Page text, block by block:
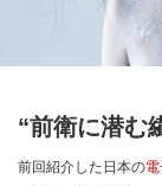
“前衛に潜む
前回紹介した日本の